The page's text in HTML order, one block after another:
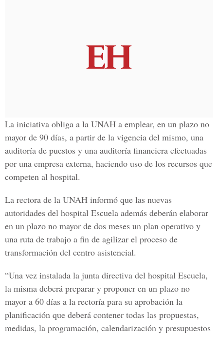
La iniciativa obliga a la UNAH a emplear, en un plazo no
mayor de 90 días, a partir de la vigencia del mismo, una
auditoría de puestos y una auditoría financiera efectuadas
por una empresa externa, haciendo uso de los recursos que
competen al hospital.
La rectora de la UNAH informó que las nuevas
autoridades del hospital Escuela además deberán elaborar
en un plazo no mayor de dos meses un plan operativo y
una ruta de trabajo a fin de agilizar el proceso de
transformación del centro asistencial.
“Una vez instalada la junta directiva del hospital Escuela,
la misma deberá preparar y proponer en un plazo no
mayor a 60 días a la rectoría para su aprobación la
planificación que deberá contener todas las propuestas,
medidas, la programación, calendarización y presupuestos